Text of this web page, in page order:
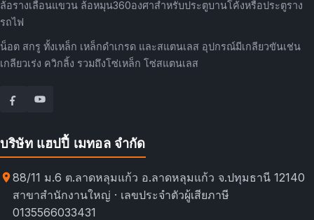
ล้อรางเลื่อนแขวน ล้อหมุน360องศาสำหรับประตูบานโค้งหรือประตูราง
รถไฟ
น็อต สกรู ทั้งเหล็ก เหล็กดำเกรด และสแตนเลส อุปกรณ์มีเกลียวขันเช่น
เกลียวเร่ง ควิกลิ้ง รวมถึงโซ่เหล็ก โซ่สแตนเลส
บริษัท แฮปปี้ เมทอล จำกัด
88/11 ม.6 ต.ลาดหลุมแก้ว อ.ลาดหลุมแก้ว จ.ปทุมธานี 12140
สาขาสำนักงานใหญ่ · เลขประจำตัวผู้เสียภาษี
0135566033431